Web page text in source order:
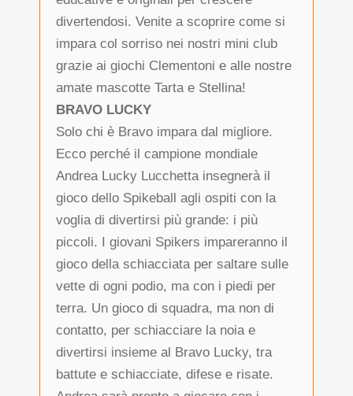
divertendosi. Venite a scoprire come si
impara col sorriso nei nostri mini club
grazie ai giochi Clementoni e alle nostre
amate mascotte Tarta e Stellina!
BRAVO LUCKY
Solo chi è Bravo impara dal migliore.
Ecco perché il campione mondiale
Andrea Lucky Lucchetta insegnerà il
gioco dello Spikeball agli ospiti con la
voglia di divertirsi più grande: i più
piccoli. I giovani Spikers impareranno il
gioco della schiacciata per saltare sulle
vette di ogni podio, ma con i piedi per
terra. Un gioco di squadra, ma non di
contatto, per schiacciare la noia e
divertirsi insieme al Bravo Lucky, tra
battute e schiacciate, difese e risate.